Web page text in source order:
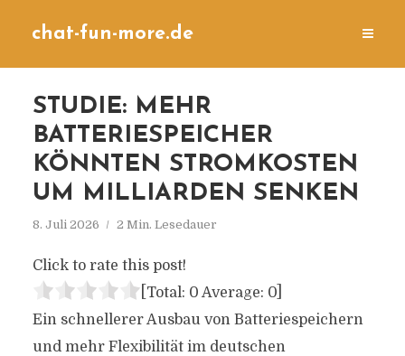
chat-fun-more.de
STUDIE: MEHR
BATTERIESPEICHER
KÖNNTEN STROMKOSTEN
UM MILLIARDEN SENKEN
8. Juli 2026 2 Min. Lesedauer
Click to rate this post!
[Total: 0 Average: 0]
Ein schnellerer Ausbau von Batteriespeichern
und mehr Flexibilität im deutschen